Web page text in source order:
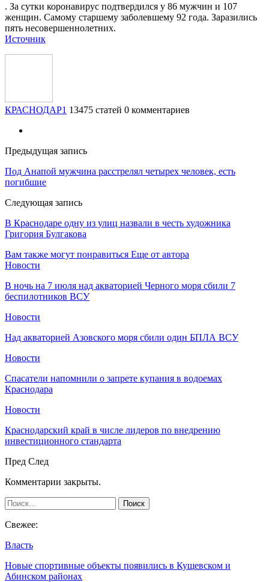
. За сутки коронавирус подтвердился у 86 мужчин и 107
женщин. Самому старшему заболевшему 92 года. Заразились
пять несовершеннолетних.
Источник
КРАСНОДАР1 13475 статей 0 комментариев
Предыдущая запись
Под Анапой мужчина расстрелял четырех человек, есть
погибшие
Следующая запись
В Краснодаре одну из улиц назвали в честь художника
Григория Булгакова
Вам также могут понравиться Еще от автора
Новости
В ночь на 7 июля над акваторией Черного моря сбили 7
беспилотников ВСУ
Новости
Над акваторией Азовского моря сбили один БПЛА ВСУ
Новости
Спасатели напомнили о запрете купания в водоемах
Краснодара
Новости
Краснодарский край в числе лидеров по внедрению
инвестиционного стандарта
Пред След
Комментарии закрыты.
Свежее:
Власть
Новые спортивные объекты появились в Кущевском и
Абинском районах